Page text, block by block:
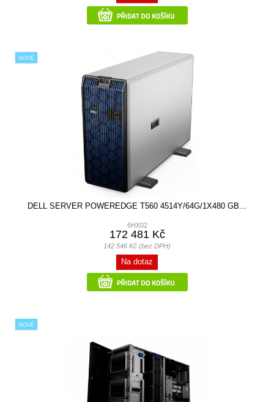
NOVÉ
DELL SERVER POWEREDGE T560 4514Y/64G/1X480 GB...
6HX02
172 481 Kč
142 546 Kč (bez DPH)
Na dotaz
NOVÉ